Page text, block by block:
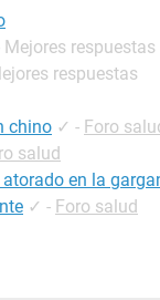
Mejores respuestas
respuestas
chino ✓ - Foro
salud
en la
✓ - Foro salud